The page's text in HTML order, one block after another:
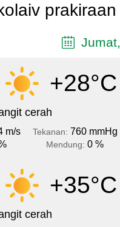
+28°C
cerah
m/s Tekanan: 760 mmHg
Mendung: 0 %
+35°C
cerah